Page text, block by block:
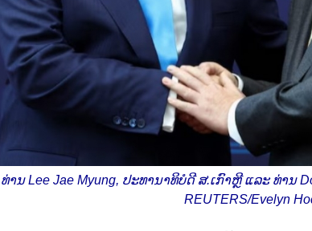
ທ່ານ Lee Jae Myung, ປະທານາທິບໍດີ ສ.ເກົາຫຼີ ແລະ ທ່ານ
REUTERS/Evelyn